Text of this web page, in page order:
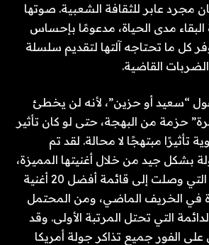
مجرد عابر للثقافة الشعبية. صوتها
مدى الحياة، مدعومًا بإحساس
كل ما تحتاجه آلتها لتقديم سلسلة
القاضية.
“سعيد أو حزين”، لأنه لن يخطئ
حزمة من البهجة، حتى لو كان تأثير
تأثيرًا مبتهجًا لا محالة. لقد تم
بشكل جيد من خلال أغنيتها المميزة،
“Die on This Hill”، التي وصلت إلى قائمة أفضل 20 أغنية
في الخريف الماضي، ومن المحتمل
التي تحتل المرتبة الأولى. وقد
الفور جميع تذاكر جولة أمريكا